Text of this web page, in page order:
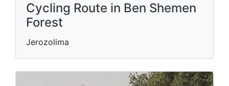
Cycling Route in Ben Shemen
Forest
Jerozolima